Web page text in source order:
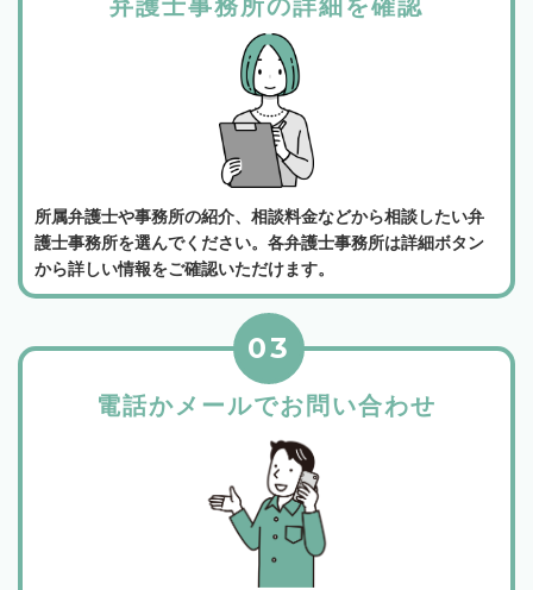
弁護士事務所の詳細を確認
所属弁護士や事務所の紹介、相談料金などから相談したい弁
護士事務所を選んでください。各弁護士事務所は詳細ボタン
から詳しい情報をご確認いただけます。
電話かメールでお問い合わせ
03